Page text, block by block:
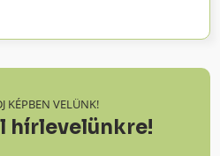
KÉPBEN VELÜNK!
hírlevelünkre!